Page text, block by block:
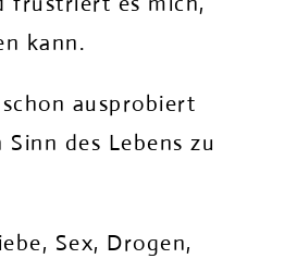
kann.
ausprobiert
Sinn des Lebens zu
Sex, Drogen,